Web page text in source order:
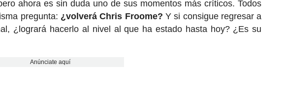
ahora es sin duda uno de sus momentos más críticos. Todos
pregunta: ¿volverá Chris Froome? Y si consigue regresar a
¿logrará hacerlo al nivel al que ha estado hasta hoy? ¿Es su
Anúnciate aquí